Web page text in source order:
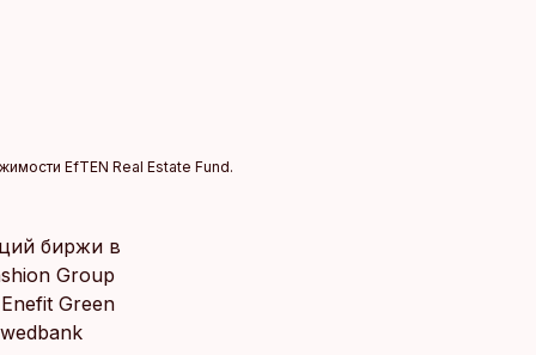
EfTEN Real Estate Fund.
биржи в
Group
Green